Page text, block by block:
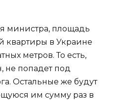
министра, площадь
квартиры в Украине
метров. То есть,
не попадет под
Остальные же будут
им сумму раз в